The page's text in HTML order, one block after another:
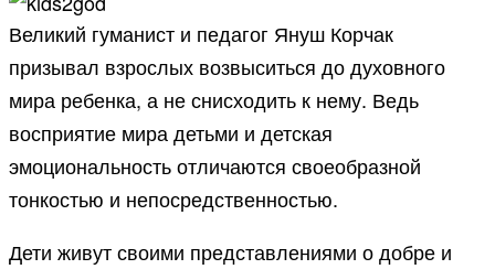
Великий гуманист и педагог Януш Корчак
призывал взрослых возвыситься до духовного
мира ребенка, а не снисходить к нему. Ведь
восприятие мира детьми и детская
эмоциональность отличаются своеобразной
тонкостью и непосредственностью.
Дети живут своими представлениями о добре и